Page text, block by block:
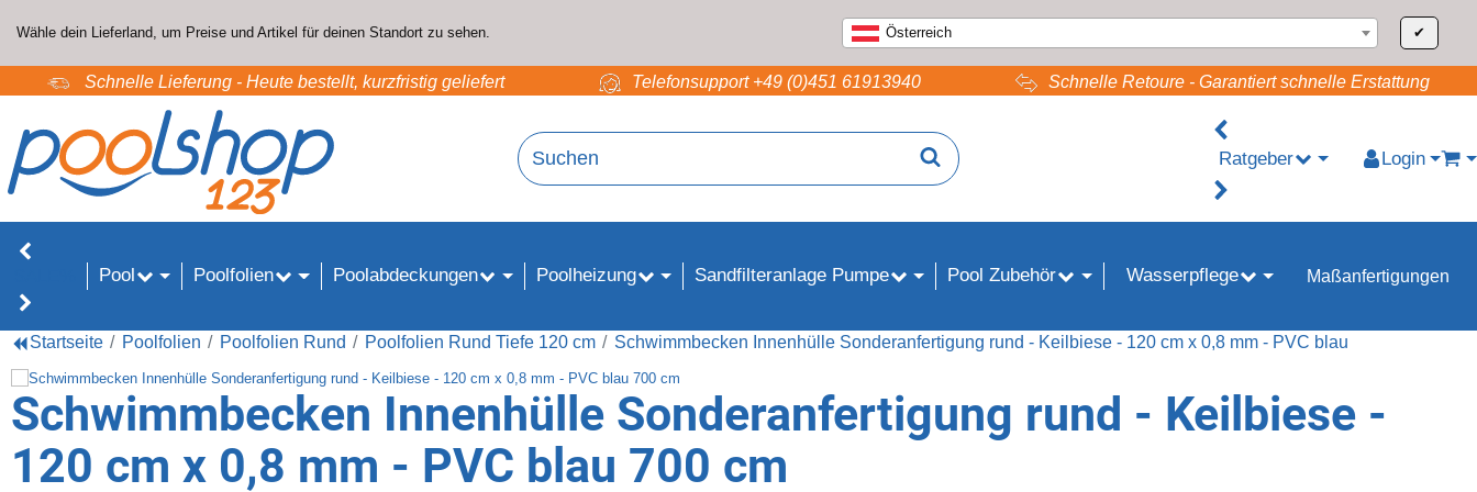
Wähle dein Lieferland, um Preise und Artikel für deinen Standort zu sehen. Österreich ✔
Schnelle Lieferung - Heute bestellt, kurzfristig geliefert Telefonsupport +49 (0)451 61913940 Schnelle Retoure - Garantiert schnelle Erstattung
Ratgeber Login
Pool Poolfolien Poolabdeckungen Poolheizung Sandfilteranlage Pumpe Pool Zubehör Wasserpflege Maßanfertigungen
Startseite Poolfolien Poolfolien Rund Poolfolien Rund Tiefe 120 cm Schwimmbecken Innenhülle Sonderanfertigung rund - Keilbiese - 120 cm x 0,8 mm - PVC blau
Schwimmbecken Innenhülle Sonderanfertigung rund - Keilbiese -
120 cm x 0,8 mm - PVC blau 700 cm